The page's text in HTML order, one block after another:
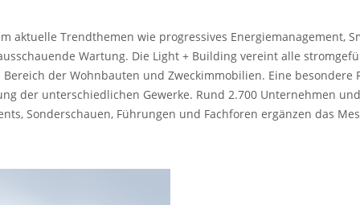
aktuelle Trendthemen wie progressives Energiemanagement,
Wartung. Die Light + Building vereint alle
der Wohnbauten und Zweckimmobilien. Eine besondere
der unterschiedlichen Gewerke. Rund 2.700 Unternehmen
Sonderschauen, Führungen und Fachforen ergänzen das